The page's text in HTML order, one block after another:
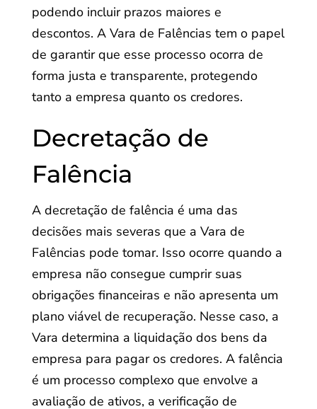
podendo incluir prazos maiores e
descontos. A Vara de Falências tem o papel
de garantir que esse processo ocorra de
forma justa e transparente, protegendo
tanto a empresa quanto os credores.
Decretação de
Falência
A decretação de falência é uma das
decisões mais severas que a Vara de
Falências pode tomar. Isso ocorre quando a
empresa não consegue cumprir suas
obrigações financeiras e não apresenta um
plano viável de recuperação. Nesse caso, a
Vara determina a liquidação dos bens da
empresa para pagar os credores. A falência
é um processo complexo que envolve a
avaliação de ativos, a verificação de